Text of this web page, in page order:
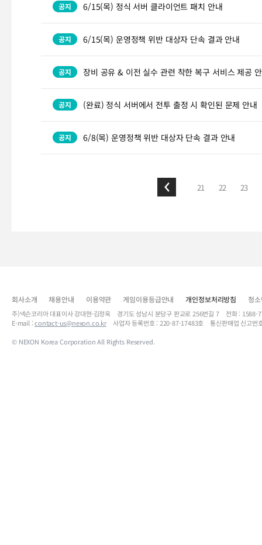
6/15(목) 정식 서버 클라이언트 패치 안내
6/15(목) 운영정책 위반 대상자 단속 결과 안내
장비 공유 & 이전 실수 관련 착한 복구 서비스 제공
(완료) 정식 서버에서 전투 출정 시 확인된 문제 안내
6/8(목) 운영정책 위반 대상자 단속 결과 안내
21 22 23
회사소개 채용안내 이용약관 게임이용등급안내 개인정보처리방침 청
주)넥슨코리아 대표이사 강대현·김정욱 경기도 성남시 분당구 판교로 256번길 7 전화 :
E-mail :contact-us@nexon.co.kr사업자 등록번호 : 220-87-17483호 통신판매업 신고번
© NEXON Korea Corporation All Rights Reserved.